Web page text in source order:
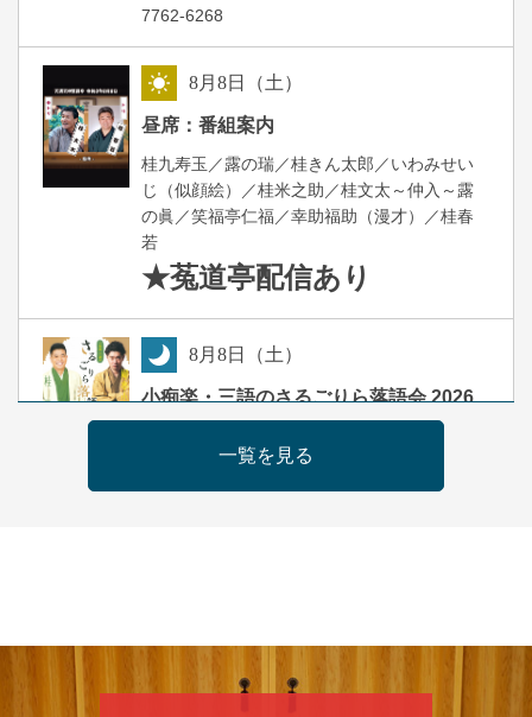
7762-6268
8月8日（土）
昼席：番組案内
桂九寿玉／露の瑞／桂きん太郎／いわみせい
じ（似顔絵）／桂米之助／桂文太～仲入～露
の眞／笑福亭仁福／幸助福助（漫才）／桂春
若
★菟道亭配信あり
8月8日（土）
小痴楽・三語のさるごりら落語会 2026
開演：午後6時（5時30分開場）全席指定
前売3,500円 当日4,000円
第98回 桂慶枝の早起き寄席～親子の噺
スペシャル～
一覧を見る